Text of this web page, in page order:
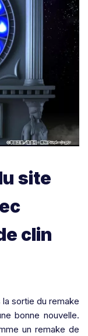
site
clin
la sortie du remake
bonne nouvelle.
un remake de